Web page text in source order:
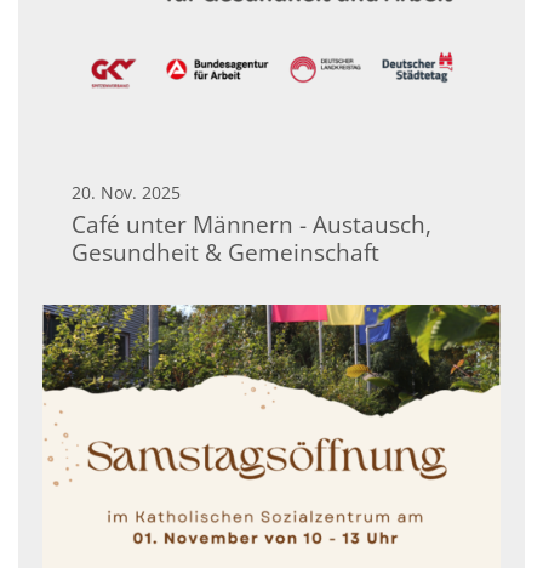
20. Nov. 2025
Café unter Männern - Austausch,
Gesundheit & Gemeinschaft